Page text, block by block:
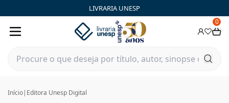
LIVRARIA UNESP
0
Início| Editora Unesp Digital
Editora Unesp Digital|Livraria Unesp | FastStore PLP